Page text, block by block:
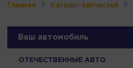
Главная Каталог запчастей
Ваш автомобиль
ОТЕЧЕСТВЕННЫЕ АВТО